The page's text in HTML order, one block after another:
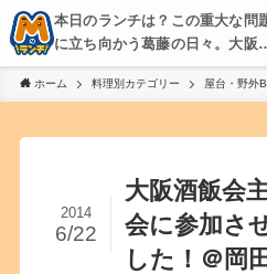
本日のランチは？この重大な問
に立ち向かう葛藤の日々。大阪
京都・神戸を中心とした食べ歩
き、飲み歩きを綴る。
ホーム 料理別カテゴリー 屋台・野外
大阪酒飯会
会に参加さ
した！＠岡
2014
6/22